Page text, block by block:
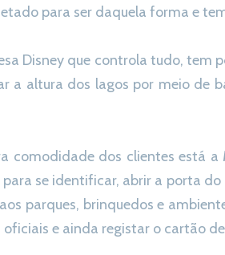
para ser daquela forma e
Disney que controla tudo, tem
a altura dos lagos por meio de
comodidade dos clientes está
para se identificar, abrir a porta
parques, brinquedos e
oficiais e ainda registar o cartão